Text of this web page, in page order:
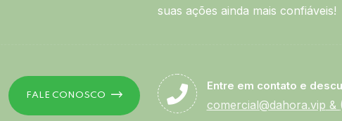
suas ações ainda mais confiáveis!
FALE CONOSCO
Entre em contato e
comercial@dahora.vip &